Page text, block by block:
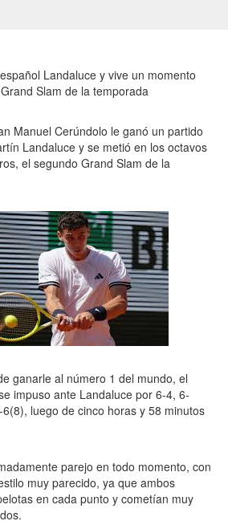
Landaluce y vive un momento
Slam de la temporada
Manuel Cerúndolo le ganó un partido
Landaluce y se metió en los octavos
el segundo Grand Slam de la
ganarle al número 1 del mundo, el
impuso ante Landaluce por 6-4, 6-
luego de cinco horas y 58 minutos
parejo en todo momento, con
muy parecido, ya que ambos
en cada punto y cometían muy